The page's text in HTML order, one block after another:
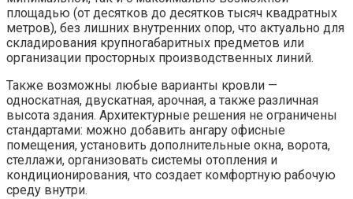
площадью (от десятков до десятков тысяч квадратных
метров), без лишних внутренних опор, что актуально для
складирования крупногабаритных предметов или
организации просторных производственных линий.
Также возможны любые варианты кровли —
односкатная, двускатная, арочная, а также различная
высота здания. Архитектурные решения не ограничены
стандартами: можно добавить ангару офисные
помещения, установить дополнительные окна, ворота,
стеллажи, организовать системы отопления и
кондиционирования, что создает комфортную рабочую
среду внутри.